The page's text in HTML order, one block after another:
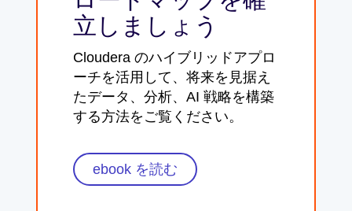
立しましょう
Cloudera のハイブリッドアプロ
ーチを活用して、将来を見据え
たデータ、分析、AI 戦略を構築
する方法をご覧ください。
ebook を読む